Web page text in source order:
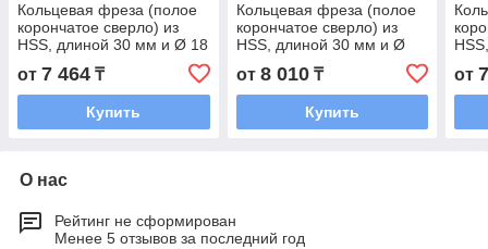
Кольцевая фреза (полое
корончатое сверло) из
HSS, длиной 30 мм и Ø 18
от 7 464 ₸
Купить
Кольцевая фреза (полое
корончатое сверло) из
HSS, длиной 30 мм и Ø
от 8 010₸
Купить
от
О нас
Рейтинг не сформирован
Менее 5 отзывов за последний год